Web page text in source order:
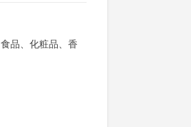
食品、化粧品、香